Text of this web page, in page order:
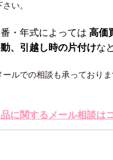
い。
・年式によっては 高価
、引越し時の片付けな
ルでの相談も承っており
に関するメール相談は